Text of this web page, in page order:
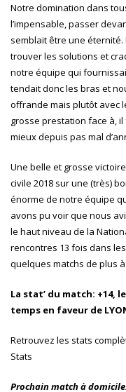
Notre domination dans
l’impensable, passer
semblait être une éternité.
trouver les solutions et
notre équipe qui
tendait donc les bras et
offrande mais plutôt avec
grosse prestation face à,
mieux depuis pas mal
Une belle et grosse
civile 2018 sur une (très)
énorme de notre équipe
avons pu voir que nous
le haut niveau de la
rencontres 13 fois dans
quelques matchs de plus
La stat’ du match: +14,
temps en faveur de
Retrouvez les stats
Stats
Prochain match à